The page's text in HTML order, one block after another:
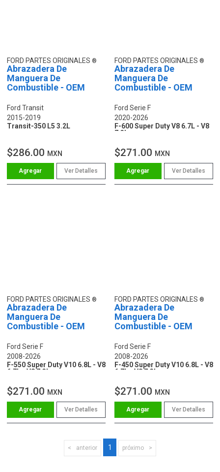
FORD PARTES ORIGINALES
Abrazadera De
Manguera De
Combustible - OEM
Ford Transit
2015-2019
Transit-350 L5 3.2L
$286.00 MXN
Ver Detalles
FORD PARTES ORIGINALES
Abrazadera De
Manguera De
Combustible - OEM
Ford Serie F
2020-2026
F-600 Super Duty V8 6.7L - V8
7.3L
$271.00 MXN
Ver Detalles
FORD PARTES ORIGINALES
Abrazadera De
Manguera De
Combustible - OEM
Ford Serie F
2008-2026
F-550 Super Duty V10 6.8L - V8
6.7L - V8 7.3L
$271.00 MXN
Ver Detalles
FORD PARTES ORIGINALES
Abrazadera De
Manguera De
Combustible - OEM
Ford Serie F
2008-2026
F-450 Super Duty V10 6.8L - V8
6.7L - V8 7.3L
$271.00 MXN
Ver Detalles
anterior 1 próximo